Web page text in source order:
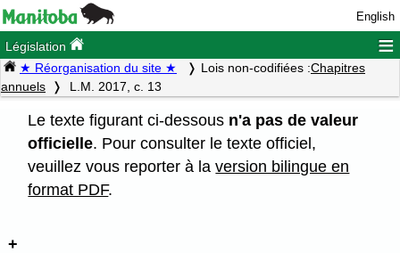
English
Législation ≡
★ Réorganisation du site ★ Lois non-codifiées :Chapitres
annuels
L.M. 2017, c. 13
Le texte figurant ci-dessous n'a pas de valeur
officielle. Pour consulter le texte officiel,
veuillez vous reporter à laversion bilingue en
format PDF.